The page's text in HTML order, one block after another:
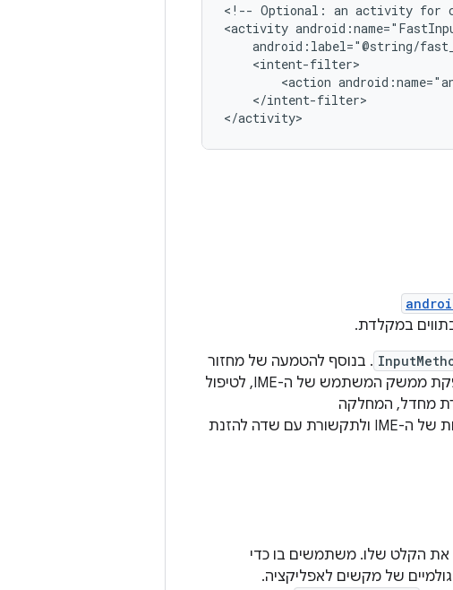
<!-- Optional: an activity for
<activity
<action
</intent-filter>
</activity>
במקלדת.
. בנוסף להטמעה של מחזור
החיים הרגיל של השירות, למחלקה הזו יש קריאות חוזרות (callbacks) לאספקת ממשק המשתמש של ה-IME, לטיפול
מחדל, המחלקה
מספקת את רוב ההטמעה לניהול הסטטוס והניראות של ה-IME ולתקשורת עם שדה להזנת
הקלט שלו. משתמשים בו כדי
של מקשים לאפליקציה.